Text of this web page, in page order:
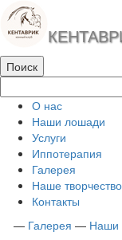
О нас
Наши лошади
Услуги
Иппотерапия
Галерея
Наше творчество
Контакты
— Галерея — Наши